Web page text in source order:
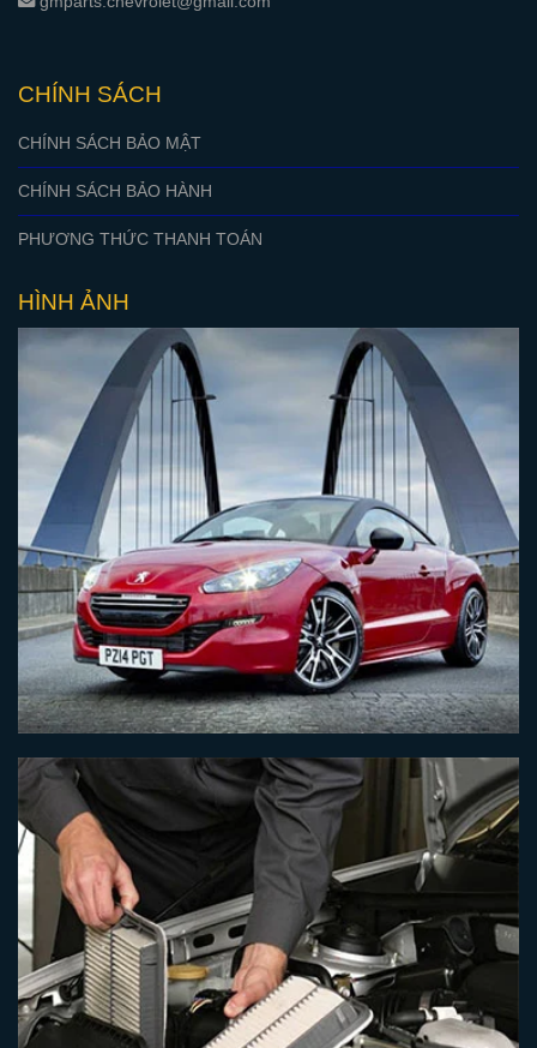
CHÍNH SÁCH
CHÍNH SÁCH BẢO MẬT
CHÍNH SÁCH BẢO HÀNH
PHƯƠNG THỨC THANH TOÁN
HÌNH ẢNH